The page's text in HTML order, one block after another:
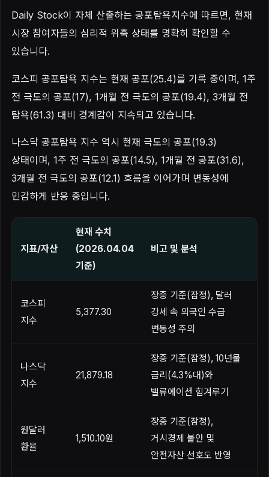
Daily Stock이 자체 산출하는 공포탐욕지수에 따르면, 현재
시장 참여자들의 심리적 위축 상태를 명확히 확인할 수
있습니다.
코스피 공포탐욕 지수는 현재 공포(25.4)를 기록 중이며, 1주
전 극도의 공포(17), 1개월 전 극도의 공포(19.4), 3개월 전
탐욕(61.3) 대비 경계감이 지속되고 있습니다.
나스닥 공포탐욕 지수 역시 현재 극도의 공포(19.3)
상태이며, 1주 전 극도의 공포(14.5), 1개월 전 공포(31.6),
3개월 전 극도의 공포(12.1) 흐름을 이어가며 변동성에
민감하게 반응 중입니다.
지표/자산
현재 수치
(2026.04.04
기준)
비고 및 분석
코스피
지수
5,377.30
장중 기준(잠정), 달러
강세 속 외국인 수급
변동성 주의
나스닥
지수
21,879.18
장중 기준(잠정), 10년물
금리(4.3%대)와
밸류에이션 힘겨루기
원달러
환율
1,510.10원
장중 기준(잠정),
거시경제 불안 및
안전자산 선호도 반영